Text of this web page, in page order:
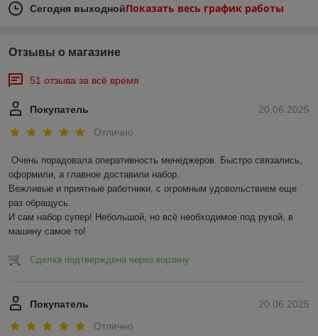
Сегодня выходнойПоказать весь график работы
Отзывы о магазине
51 отзыва за всё время
20.06.2025
Покупатель
Отлично
Очень порадовала оперативность менеджеров. Быстро связались,
оформили, а главное доставили набор.
Вежливые и приятные работники, с огромным удовольствием еще
раз обращусь.
И сам набор супер! Небольшой, но всё необходимое под рукой, в
машину самое то!
Сделка подтверждена через корзину
20.06.2025
Покупатель
Отлично